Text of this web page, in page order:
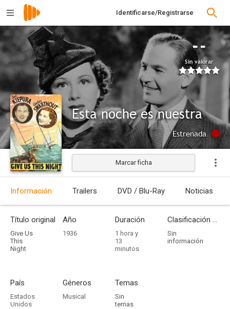
Identificarse/Registrarse
--
Sin valorar
Esta noche es nuestra
Estrenada
Marcar ficha
Información Trailers DVD / Blu-Ray Noticias
Título original
Give Us
This
Night
Año
1936
Duración
1 hora y
13
minutos
Clasificación por edades
Sin
información
País
Estados
Unidos
Géneros
Musical
Temas
Sin
temas